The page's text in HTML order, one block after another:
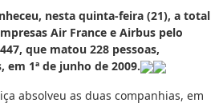
nesta quinta-feira (21), a total
Air France e Airbus pelo
que matou 228 pessoas,
1ª de junho de 2009.
absolveu as duas companhias, em